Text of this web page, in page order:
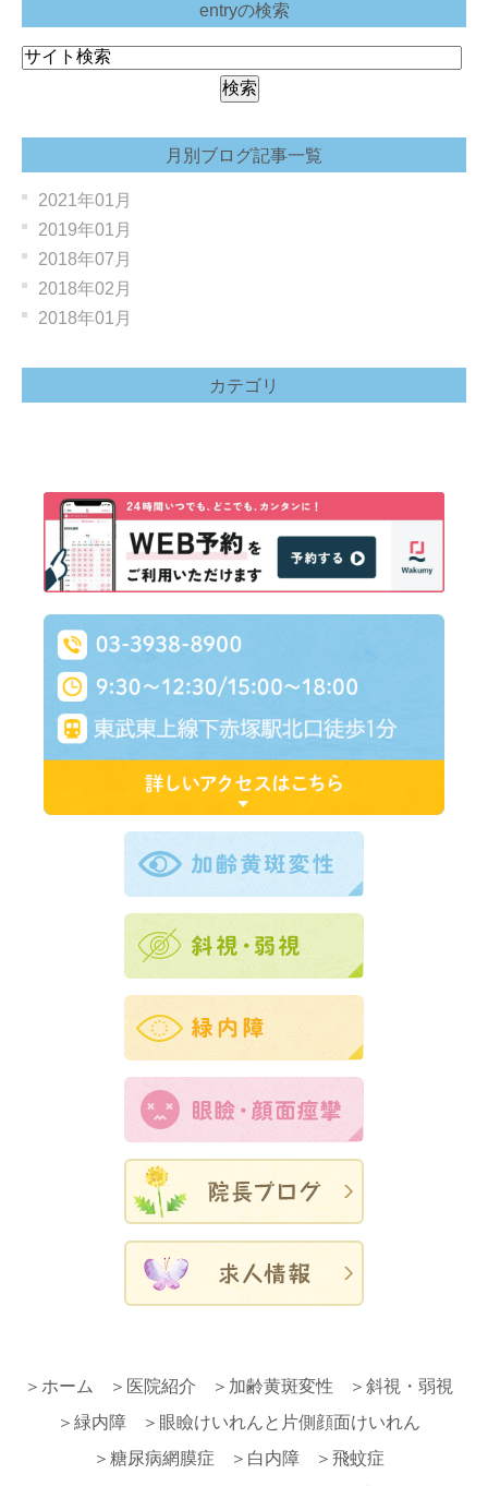
entryの検索
月別ブログ記事一覧
2021年01月
2019年01月
2018年07月
2018年02月
2018年01月
カテゴリ
＞ ホーム ＞ 医院紹介 ＞ 加齢黄斑変性 ＞ 斜視・弱視
＞ 緑内障 ＞ 眼瞼けいれんと片側顔面けいれん
＞ 糖尿病網膜症 ＞ 白内障 ＞ 飛蚊症